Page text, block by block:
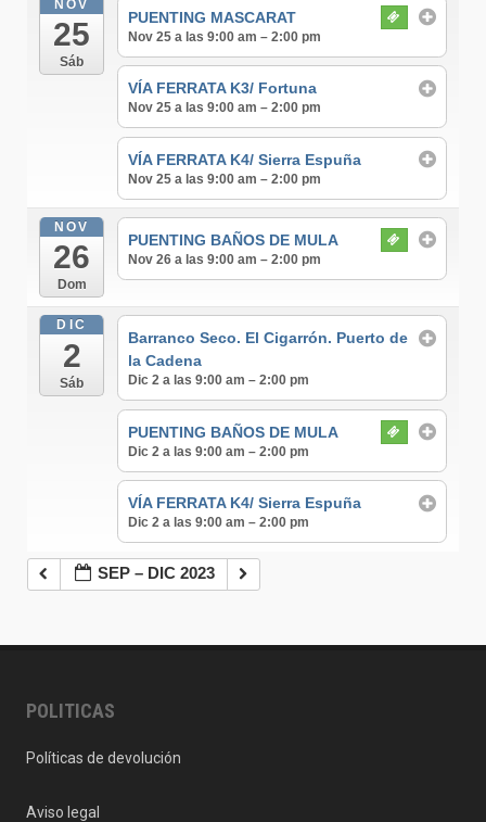
NOV
25
Sáb
PUENTING MASCARAT
Nov 25 a las 9:00 am – 2:00 pm
VÍA FERRATA K3/ Fortuna
Nov 25 a las 9:00 am – 2:00 pm
VÍA FERRATA K4/ Sierra Espuña
Nov 25 a las 9:00 am – 2:00 pm
NOV
26
Dom
PUENTING BAÑOS DE MULA
Nov 26 a las 9:00 am – 2:00 pm
DIC
2
Sáb
Barranco Seco. El Cigarrón. Puerto de
la Cadena
Dic 2 a las 9:00 am – 2:00 pm
PUENTING BAÑOS DE MULA
Dic 2 a las 9:00 am – 2:00 pm
VÍA FERRATA K4/ Sierra Espuña
Dic 2 a las 9:00 am – 2:00 pm
SEP – DIC 2023
POLITICAS
Políticas de devolución
Aviso legal